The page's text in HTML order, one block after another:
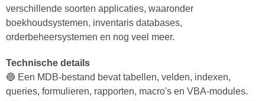
verschillende soorten applicaties, waaronder
boekhoudsystemen, inventaris databases,
orderbeheersystemen en nog veel meer.
Technische details
🔵 Een MDB-bestand bevat tabellen, velden, indexen,
queries, formulieren, rapporten, macro's en VBA-modules.